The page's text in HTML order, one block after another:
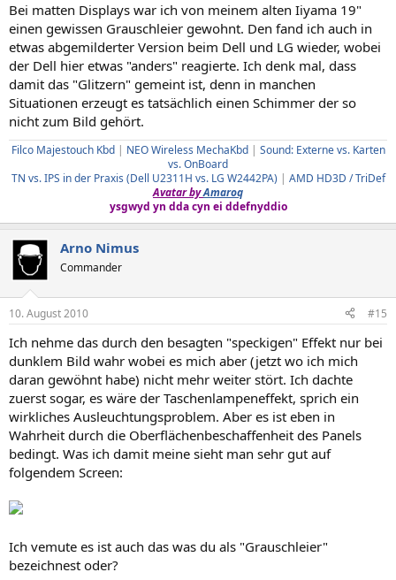
Bei matten Displays war ich von meinem alten Iiyama 19"
einen gewissen Grauschleier gewohnt. Den fand ich auch in
etwas abgemilderter Version beim Dell und LG wieder, wobei
der Dell hier etwas "anders" reagierte. Ich denk mal, dass
damit das "Glitzern" gemeint ist, denn in manchen
Situationen erzeugt es tatsächlich einen Schimmer der so
nicht zum Bild gehört.
Filco Majestouch Kbd| NEO Wireless MechaKbd| Sound: Externe vs. Karten
vs. OnBoard
TN vs. IPS in der Praxis (Dell U2311H vs. LG W2442PA) | AMD HD3D / TriDef
Avatar byAmaroq
ysgwyd yn dda cyn ei ddefnyddio
Arno Nimus
Commander
10. August 2010 #15
Ich nehme das durch den besagten "speckigen" Effekt nur bei
dunklem Bild wahr wobei es mich aber (jetzt wo ich mich
daran gewöhnt habe) nicht mehr weiter stört. Ich dachte
zuerst sogar, es wäre der Taschenlampeneffekt, sprich ein
wirkliches Ausleuchtungsproblem. Aber es ist eben in
Wahrheit durch die Oberflächenbeschaffenheit des Panels
bedingt. Was ich damit meine sieht man sehr gut auf
folgendem Screen:
Ich vemute es ist auch das was du als "Grauschleier"
bezeichnest oder?